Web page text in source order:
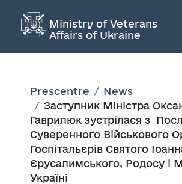
Ministry of Veterans
Affairs of Ukraine
Prescentre
News
Заступник Міністра
Гаврилюк зустрілася з
Cуверенного Військового
Госпітальєрів Святого
Єрусалимського, Родосу і
Україні